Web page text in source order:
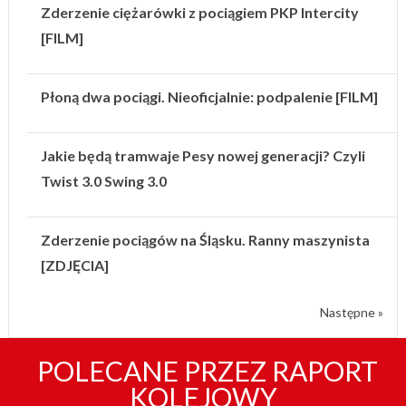
Zderzenie ciężarówki z pociągiem PKP Intercity
[FILM]
Płoną dwa pociągi. Nieoficjalnie: podpalenie [FILM]
Jakie będą tramwaje Pesy nowej generacji? Czyli
Twist 3.0 Swing 3.0
Zderzenie pociągów na Śląsku. Ranny maszynista
[ZDJĘCIA]
Następne »
POLECANE PRZEZ RAPORT
KOLEJOWY